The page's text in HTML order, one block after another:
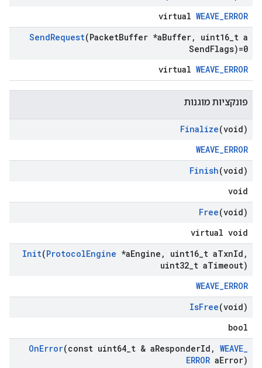
virtual WEAVE_ERROR
SendRequest(PacketBuffer *aBuffer, uint16 t a
SendFlags)=0
virtual WEAVE_ERROR
פונקציות מוגנות
Finalize(void)
WEAVE_ERROR
Finish(void)
void
Free(void)
virtual void
Init(ProtocolEngine *aEngine , uint16 t aTxnId ,
uint32 t aTimeout)
WEAVE_ERROR
IsFree(void)
bool
OnError(const uint64 t & aResponderId , WEAVE_
ERROR aError)